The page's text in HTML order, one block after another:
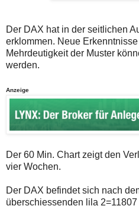
die
Netiquette
oder
ein
Missbrauch
Kommentarfunktion
sein.
Bitte
überprüfen
oder
Ihre
und
versuchen
Sie
Post
auch
auf
der
Plattform
online.de
verfügbar.
Der DAX hat in der seitlichen
erklommen. Neue
Mehrdeutigkeit der Muster
werden.
Anzeige
Der 60 Min. Chart zeigt den
vier Wochen.
Der DAX befindet sich nach
überschiessenden lila